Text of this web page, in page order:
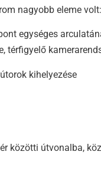
nagyobb eleme volt:
egységes
térfigyelő
kihelyezése
közötti útvonalba,